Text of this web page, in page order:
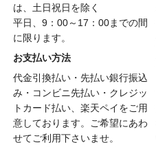
は、土日祝日を除く
平日、9：00～17：00までの間
に限ります。
お支払い方法
代金引換払い・先払い銀行振込
み・コンビニ先払い・クレジッ
トカード払い、楽天ペイをご用
意しております。ご希望にあわ
せてご利用下さいませ。